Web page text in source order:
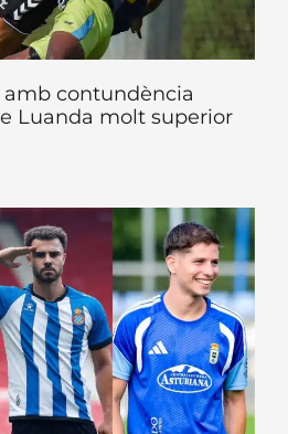
amb contundència
Luanda molt superior